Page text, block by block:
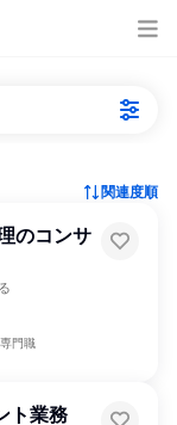
関連度順
のコンサ
門職
ト業務